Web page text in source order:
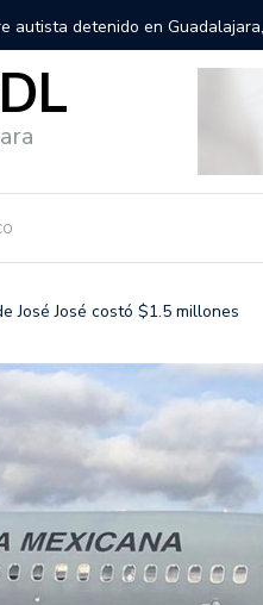
gigantes recorrerán las calles
José José costó $1.5 millones